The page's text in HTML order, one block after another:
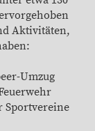
Aktivitäten,
Umzug
Sportvereine